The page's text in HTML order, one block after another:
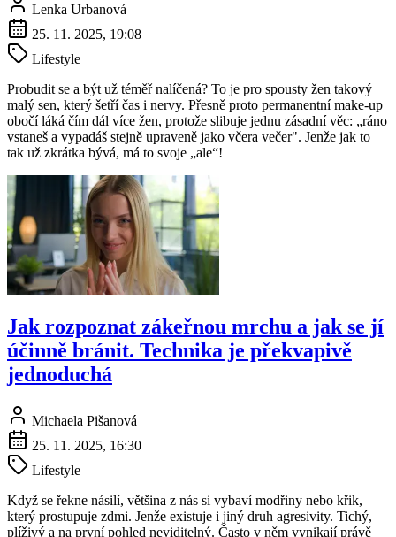
Lenka Urbanová
25. 11. 2025, 19:08
Lifestyle
Probudit se a být už téměř nalíčená? To je pro spousty žen takový
malý sen, který šetří čas i nervy. Přesně proto permanentní make-up
obočí láká čím dál více žen, protože slibuje jednu zásadní věc: „ráno
vstaneš a vypadáš stejně upraveně jako včera večer". Jenže jak to
tak už zkrátka bývá, má to svoje „ale“!
Jak rozpoznat zákeřnou mrchu a jak se jí
účinně bránit. Technika je překvapivě
jednoduchá
Michaela Pišanová
25. 11. 2025, 16:30
Lifestyle
Když se řekne násilí, většina z nás si vybaví modřiny nebo křik,
který prostupuje zdmi. Jenže existuje i jiný druh agresivity. Tichý,
plíživý a na první pohled neviditelný. Často v něm vynikají právě